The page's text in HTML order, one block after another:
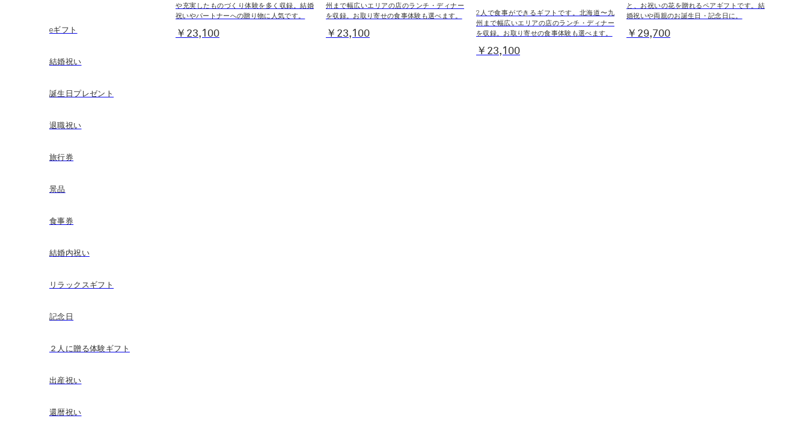
eギフト
結婚祝い
誕生日プレゼント
退職祝い
旅行券
景品
食事券
結婚内祝い
リラックスギフト
記念日
２人に贈る体験ギフト
出産祝い
還暦祝い
や充実したものづくり体験を多く収録。結婚
祝いやパートナーへの贈り物に人気です。
￥23,100
州まで幅広いエリアの店のランチ・ディナー
を収録。お取り寄せの食事体験も選べます。
￥23,100
2人で食事ができるギフトです。北海道〜九
州まで幅広いエリアの店のランチ・ディナー
を収録。お取り寄せの食事体験も選べます。
￥23,100
と、お祝いの花を贈れるペアギフトです。結
婚祝いや両親のお誕生日・記念日に。
￥29,700